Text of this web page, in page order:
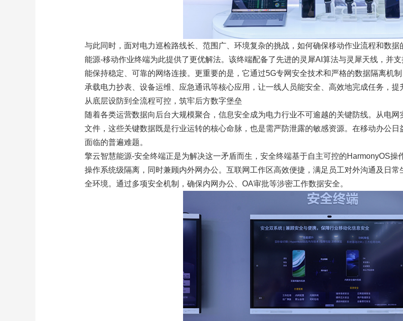
与此同时，面对电力巡检路线长、范围广、环境复杂的挑战，如何确保移动作业流程和数
能源-移动作业终端为此提供了更优解法。该终端配备了先进的灵犀AI算法与灵犀天线，并
能保持稳定、可靠的网络连接。更重要的是，它通过5G专网安全技术和严格的数据隔离机
承载电力抄表、设备运维、应急通讯等核心应用，让一线人员能安全、高效地完成任务，提
从底层设防到全流程可控，筑牢后方数字堡垒
随着各类运营数据向后台大规模聚合，信息安全成为电力行业不可逾越的关键防线。从电
文件，这些关键数据既是行业运转的核心命脉，也是需严防泄露的敏感资源。在移动办公
面临的普遍难题。
擎云智慧能源-安全终端正是为解决这一矛盾而生，安全终端基于自主可控的HarmonyOS
操作系统级隔离，同时兼顾内外网办公。互联网工作区高效便捷，满足员工对外沟通及日
全环境。通过多项安全机制，确保内网办公、OA审批等涉密工作数据安全。